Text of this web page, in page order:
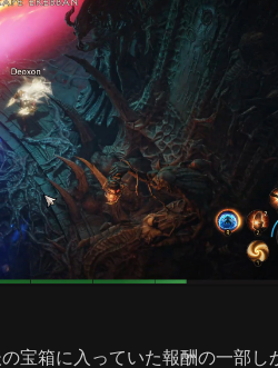
宝箱に入っていた報酬の一部し